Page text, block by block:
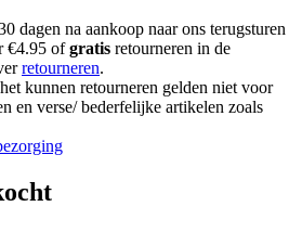
dagen na aankoop naar ons terugsturen
€4.95 ofgratis retourneren in de
retourneren.
kunnen retourneren gelden niet voor
en verse/ bederfelijke artikelen zoals